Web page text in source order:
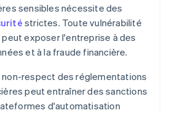
sensibles nécessite des
strictes. Toute vulnérabilité
exposer l'entreprise à des
et à la fraude financière.
non-respect des réglementations
peut entraîner des sanctions
d'automatisation